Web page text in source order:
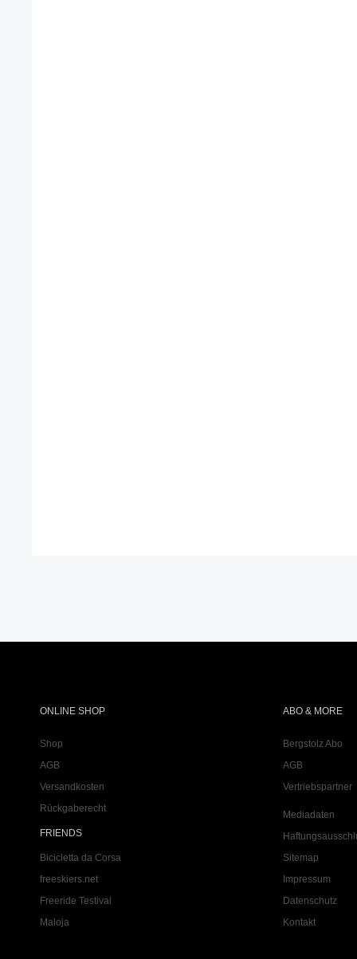
ONLINE SHOP
Shop
AGB
Versandkosten
Rückgaberecht
FRIENDS
Bicicletta da Corsa
freeskiers.net
Freeride Testival
Maloja
ABO & MORE
Bergstolz Abo
AGB
Vertriebspartner
Mediadaten
Sitemap
Impressum
Datenschutz
Kontakt